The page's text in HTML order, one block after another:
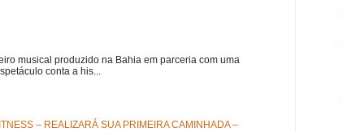
musical produzido na Bahia em parceria com uma
conta a his...
– REALIZARÁ SUA PRIMEIRA CAMINHADA –